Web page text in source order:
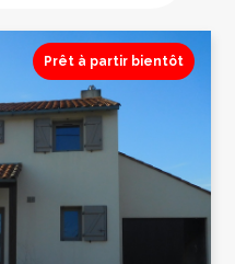
Prêt à partir bientôt